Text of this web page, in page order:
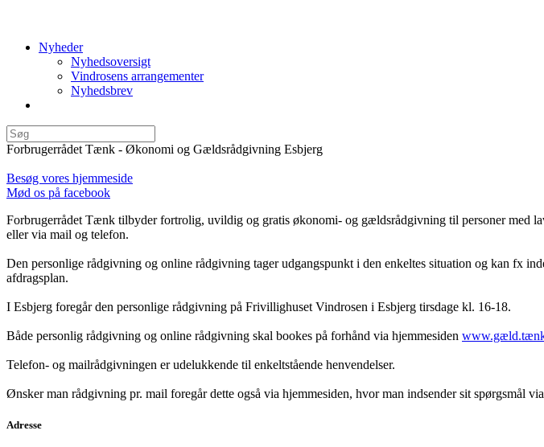
Nyheder
Nyhedsoversigt
Vindrosens arrangementer
Nyhedsbrev
Forbrugerrådet Tænk - Økonomi og Gældsrådgivning Esbjerg
Besøg vores hjemmeside
Mød os på facebook
Forbrugerrådet Tænk tilbyder fortrolig, uvildig og gratis økonomi- og gældsrådgivning til personer med
eller via mail og telefon.
Den personlige rådgivning og online rådgivning tager udgangspunkt i den enkeltes situation og kan fx
afdragsplan.
I Esbjerg foregår den personlige rådgivning på Frivillighuset Vindrosen i Esbjerg tirsdage kl. 16-18.
Både personlig rådgivning og online rådgivning skal bookes på forhånd via hjemmesiden
Telefon- og mailrådgivningen er udelukkende til enkeltstående henvendelser.
Ønsker man rådgivning pr. mail foregår dette også via hjemmesiden, hvor man indsender sit spørgsmål
Adresse